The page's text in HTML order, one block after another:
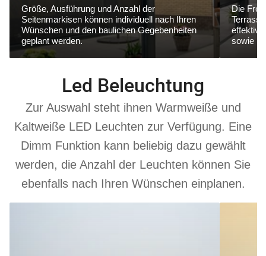
Größe, Ausführung und Anzahl der
Seitenmarkisen können individuell nach Ihren
Wünschen und den baulichen Gegebenheiten
geplant werden.
Die
sowie
Led Beleuchtung
Zur Auswahl steht ihnen Warmweiße und
Kaltweiße LED Leuchten zur Verfügung. Eine
Dimm Funktion kann beliebig dazu gewählt
werden, die Anzahl der Leuchten können Sie
ebenfalls nach Ihren Wünschen einplanen.